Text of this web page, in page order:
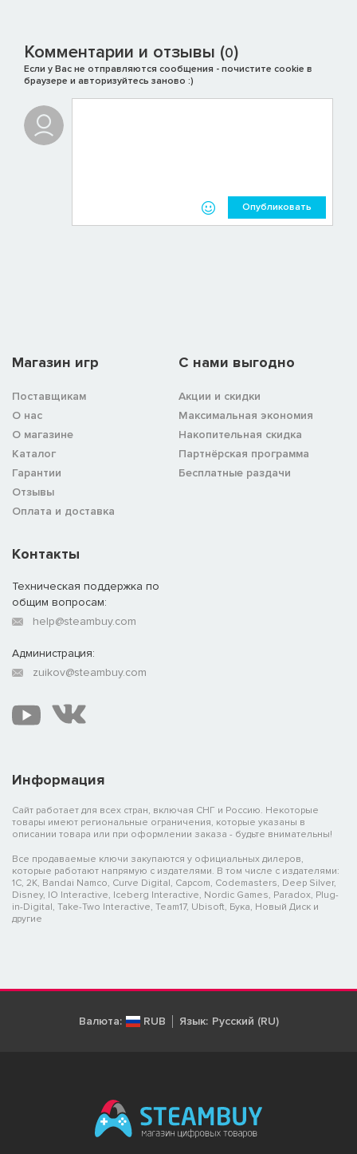
Комментарии и отзывы (0)
Если у Вас не отправляются сообщения - почистите cookie в
браузере и авторизуйтесь заново :)
Опубликовать
Магазин игр
Поставщикам
О нас
О магазине
Каталог
Гарантии
Отзывы
Оплата и доставка
C нами выгодно
Акции и скидки
Максимальная экономия
Накопительная скидка
Партнёрская программа
Бесплатные раздачи
Информация
Сайт работает для всех стран, включая СНГ и Россию. Некоторые
товары имеют региональные ограничения, которые указаны в
описании товара или при оформлении заказа - будьте внимательны!
Все продаваемые ключи закупаются у официальных дилеров,
которые работают напрямую с издателями. В том числе с издателями:
1C, 2K, Bandai Namco, Curve Digital, Capcom, Codemasters, Deep Silver,
Disney, IO Interactive, Iceberg Interactive, Nordic Games, Paradox, Plug-
in-Digital, Take-Two Interactive, Team17, Ubisoft, Бука, Новый Диск и
другие
Контакты
Техническая поддержка по
общим вопросам:
help@steambuy.com
Администрация:
zuikov@steambuy.com
Валюта: RUB Язык: Русский (RU)